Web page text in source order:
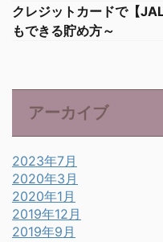
クレジットカードで【
もできる貯め方～
アーカイブ
2023年7月
2020年3月
2020年1月
2019年12月
2019年9月